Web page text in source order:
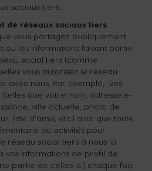
sociaux tiers.
de réseaux sociaux tiers :
vous partagez publiquement
ou les informations faisant partie
social tiers (comme
vous autorisez le réseau
avec nous. Par exemple, vos
que votre nom, adresse e-
ville actuelle, photo de
liste d'amis, etc.) ainsi que toute
ou activités pour
réseau social tiers à nous la
vos informations de profil de
partie de celles-ci) chaque fois